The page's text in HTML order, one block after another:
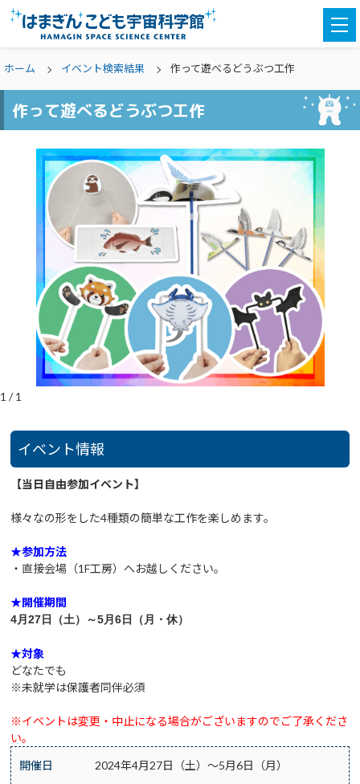
ホーム イベント検索結果 作って遊べるどうぶつ工作
作って遊べるどうぶつ工作
1 /1
イベント情報
【当日自由参加イベント】
様々なの形をした4種類の簡単な工作を楽しめます。
★参加方法
・直接会場（1F工房）へお越しください。
★開催期間
4月27日（土）～5月6日（月・休）
★対象
どなたでも
※未就学は保護者同伴必須
※イベントは変更・中止になる場合がございますのでご了承くださ
い。
開催日
2024年4月27日（土）～5月6日（月）